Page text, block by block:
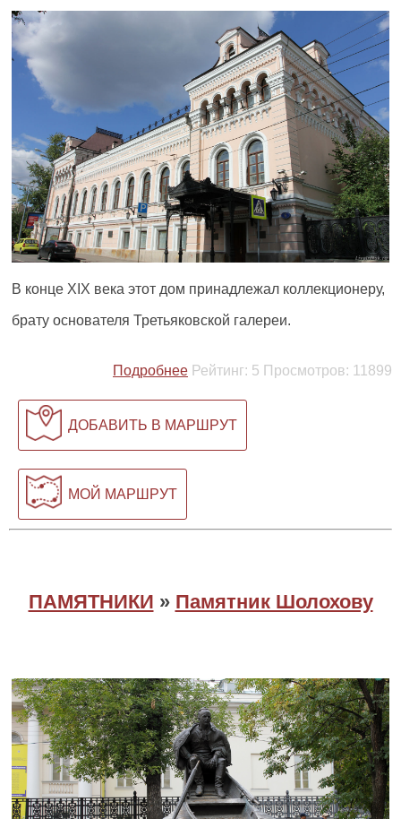
В конце XIX века этот дом принадлежал коллекционеру,
брату основателя Третьяковской галереи.
Подробнее Рейтинг: 5 Просмотров: 11899
ДОБАВИТЬ В МАРШРУТ
МОЙ МАРШРУТ
ПАМЯТНИКИ » Памятник Шолохову